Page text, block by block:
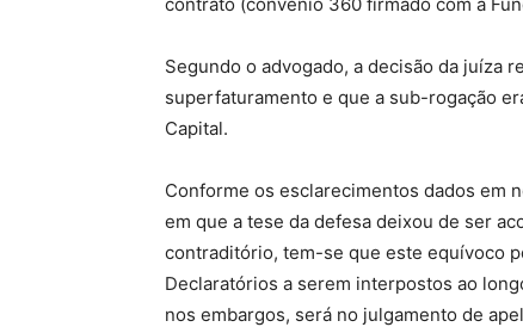
Segundo o advogado, a decisão da juíza
superfaturamento e que a sub-rogação
Capital.
Conforme os esclarecimentos dados em
em que a tese da defesa deixou de ser
contraditório, tem-se que este equívoco
Declaratórios a serem interpostos ao
nos embargos, será no julgamento de